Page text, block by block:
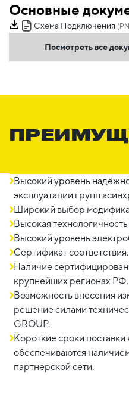
Основные
Схема Подключения
Посмотреть все
Высокий уровень
эксплуатации групп
Широкий выбор
Высокая
Высокий уровень
Сертификат соответствия.
Наличие
крупнейших регионах РФ.
Возможность внесения
решение силами
GROUP.
Короткие сроки
обеспечиваются
партнерской сети.